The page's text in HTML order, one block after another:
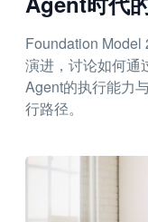
Foundation Model
演进，讨论如何通
Agent的执行能力
行路径。